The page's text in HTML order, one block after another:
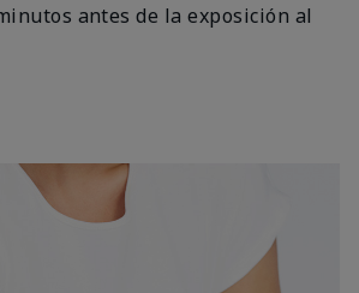
antes de la exposición al